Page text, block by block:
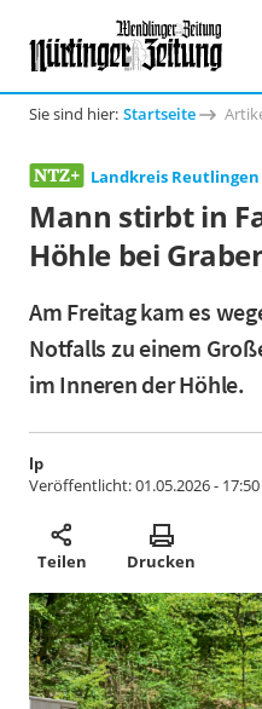
Sie sind hier: Startseite
Landkreis Reutlingen
Mann stirbt in
Höhle bei
Am Freitag kam es
Notfalls zu einem
im Inneren der Höhle.
lp
Veröffentlicht:01.05.2026 - 17:50
Teilen Drucken